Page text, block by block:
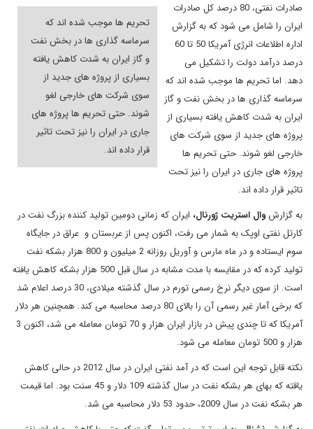
تحریم ها موجب شده اند که
سرماسه گذاری ها در بخش نفت
و گاز ایران به شدت کاهش یافته
بسیاری از پروژه های جدید از
سوی شرکت های خارجی لغو
شوند. حتی تحریم ها پروژه های
جاری در ایران را نیز تحت تاثیر
قرار داده اند.
صادرات نفتی، 80 درصد کل صادرات
ایران را شامل می شود که به گزارش
اداره اطلاعات انرژی آمریکا 50 تا 60
درصد درآمد دولت را تشکیل می
دهد. اما تحریم ها موجب شده اند که
سرماسه گذاری ها در بخش نفت و گاز
ایران به شدت کاهش یافته بسیاری از
پروژه های جدید از سوی شرکت های
خارجی لغو شوند. حتی تحریم ها
پروژه های جاری در ایران را نیز تحت
تاثیر قرار داده اند.
به گزارشوال استریت ژورنال، ایران که زمانی دومین تولید کننده بزرگ نفت در
کارتل نفتی اوپک به شمار می رفت، اکنون پس از عربستان و عراق در جایگاه
سوم ایستاده و در ماه مارس و آوریل روزانه 2 میلیون و 800 هزار بشکه نفت
تولید کرده که در مقایسه با مدت مشابه در سال قبل 500 هزار بشکه کاهش یافته
است. از سوی دیگر نرخ رسمی تورم در سال گذشته میلادی، 30 درصد اعلام شد
که برخی آمار غیر رسمی آن را بالای 80 درصد محاسبه می کند. همچنین هر دلار
آمریکا که تا چندی پیش در بازار ایران هزار و 70 تومان معامله می شد، اکنون 3
هزار و 500 تومان معامله می شود.
نکته قابل توجه این است که در آمد نفتی ایران در سال 2012 در حالی کاهش
یاقته که بهای هر بشکه نفت در سال گذشته 109 دلار و 45 سنت بود. اما قیمت
هر بشکه نفت در سال 2009، حدود 53 دلار محاسبه می شد.